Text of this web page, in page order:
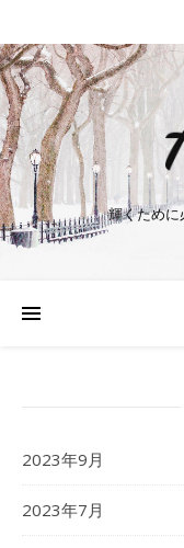
輝くため
2023年9月
2023年7月